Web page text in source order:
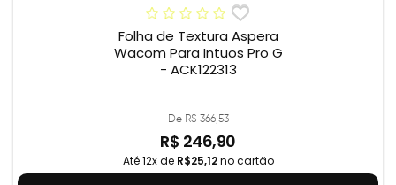
Folha de Textura Aspera
Wacom Para Intuos Pro G
- ACK122313
De R$ 366,53
R$ 246,90
Até 12x de R$25,12no cartão